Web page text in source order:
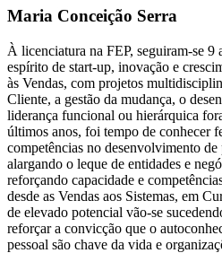
Maria Conceição Serra
À licenciatura na FEP, seguiram-se 9
espírito de start-up, inovação e
às Vendas, com projetos
Cliente, a gestão da mudança, o
liderança funcional ou hierárquica
últimos anos, foi tempo de conhecer
competências no desenvolvimento de
alargando o leque de entidades e
reforçando capacidade e
desde as Vendas aos Sistemas, em
de elevado potencial vão-se
reforçar a convicção que o
pessoal são chave da vida e